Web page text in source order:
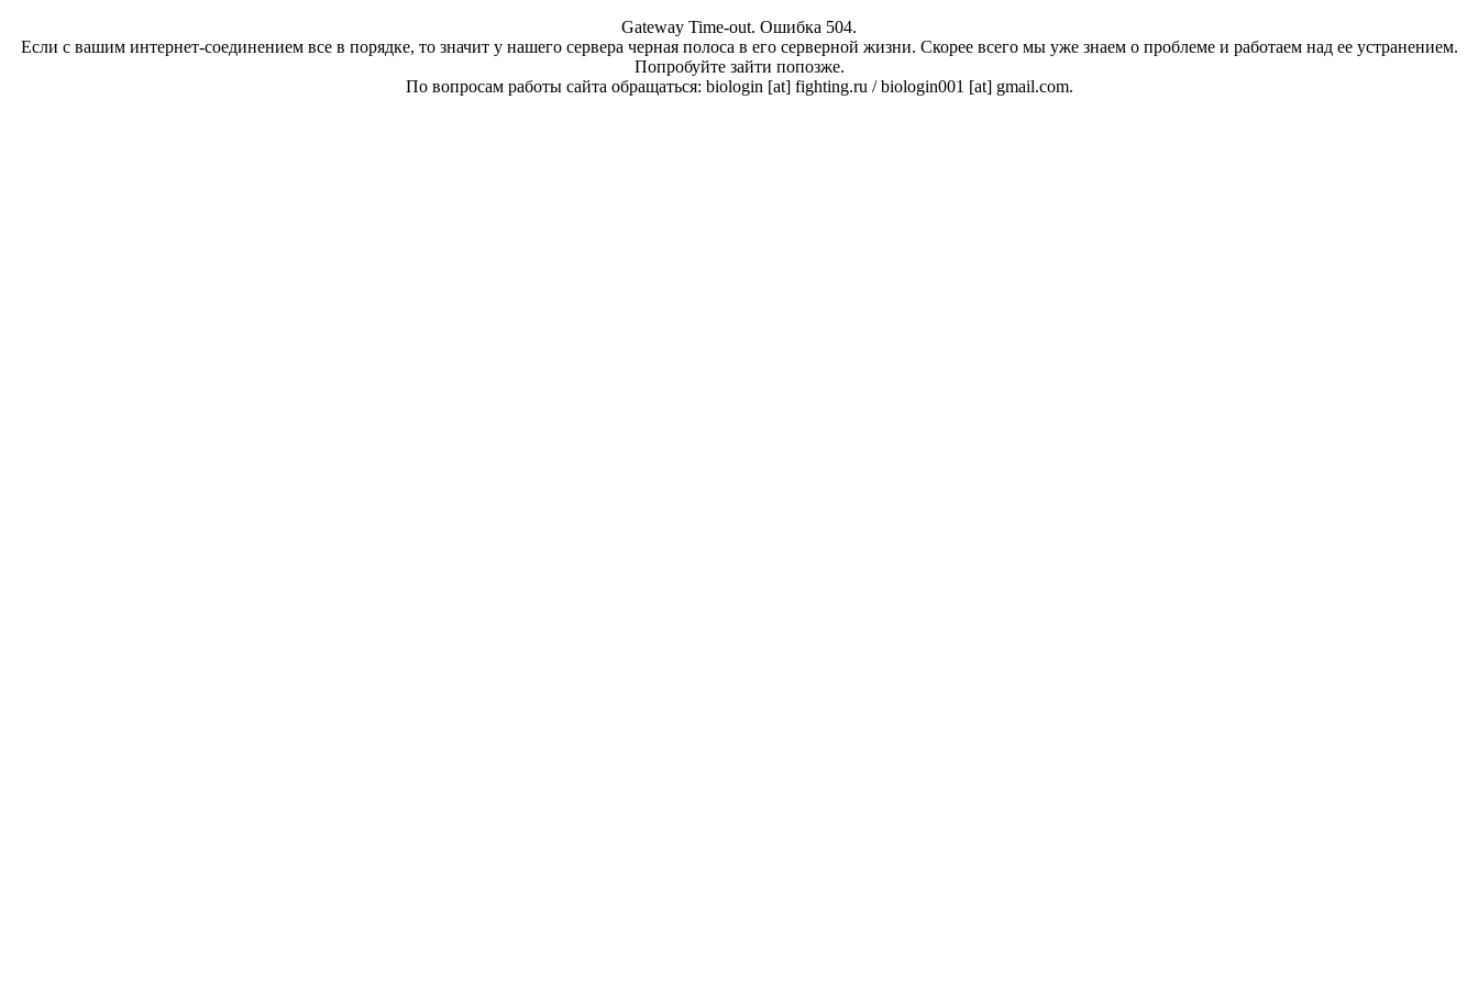
Gateway Time-out. Ошибка 504.
Если с вашим интернет-соединением все в порядке, то значит у нашего сервера черная полоса в его серверной жизни. Скорее всего мы уже знаем о проблеме и работаем над ее устранением.
Попробуйте зайти попозже.
По вопросам работы сайта обращаться: biologin [at] fighting.ru / biologin001 [at] gmail.com.